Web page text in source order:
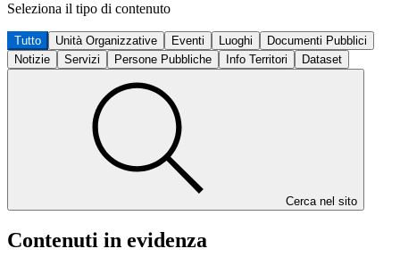
Seleziona il tipo di contenuto
Tutto Unità Organizzative Eventi Luoghi
Documenti Pubblici
Notizie
Servizi Persone Pubbliche Info Territori Dataset
Cerca nel sito
Contenuti in evidenza